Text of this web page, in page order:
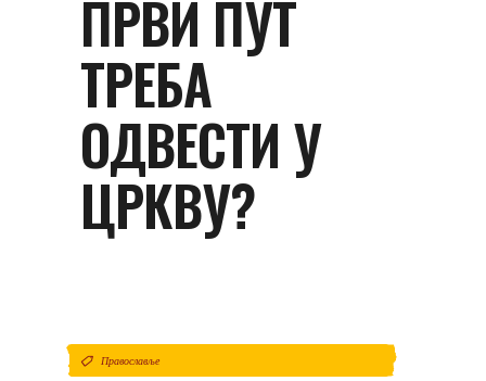
ПРВИ ПУТ
ТРЕБА
ОДВЕСТИ У
ЦРКВУ?
Православље